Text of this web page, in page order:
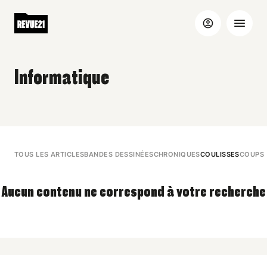
Informatique
TOUS LES ARTICLESBANDES DESSINÉESCHRONIQUESCOULISSESCOUPS
Aucun contenu ne correspond à votre recherche